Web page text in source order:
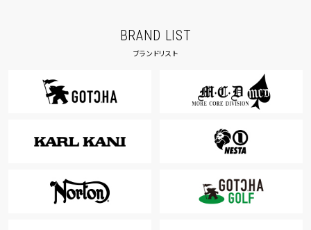
BRAND LIST
ブランドリスト